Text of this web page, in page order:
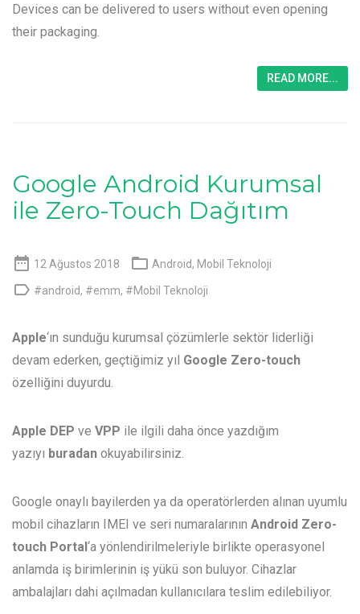
Devices can be delivered to users without even opening
their packaging.
READ MORE...
Google Android Kurumsal
ile Zero-Touch Dağıtım
 12 Ağustos 2018  Android, Mobil Teknoloji
 #android, #emm, #Mobil Teknoloji
Apple‘ın sunduğu kurumsal çözümlerle sektör liderliği
devam ederken, geçtiğimiz yıl Google Zero-touch
özelliğini duyurdu.
Apple DEP ve VPP ile ilgili daha önce yazdığım
yazıyı buradan okuyabilirsiniz.
Google onaylı bayilerden ya da operatörlerden alınan uyumlu
mobil cihazların IMEI ve seri numaralarının Android Zero-
touch Portal‘a yönlendirilmeleriyle birlikte operasyonel
anlamda iş birimlerinin iş yükü son buluyor. Cihazlar
ambalajları dahi açılmadan kullanıcılara teslim edilebiliyor.